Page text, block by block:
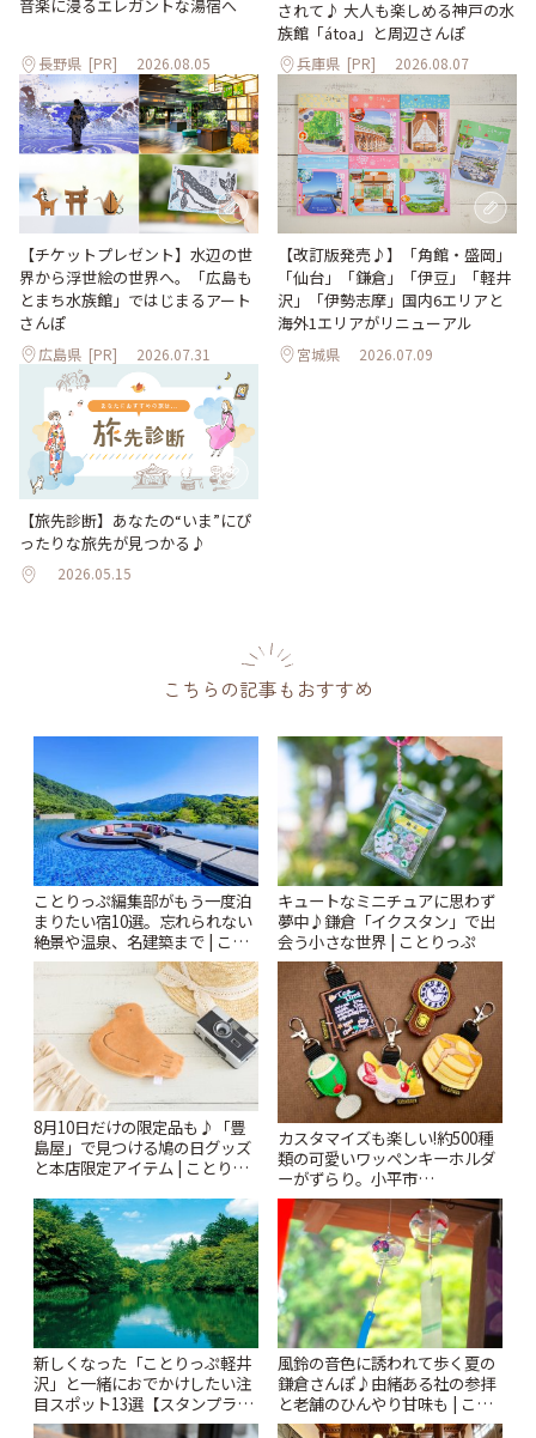
音楽に浸るエレガントな湯宿へ
長野県 [PR] 2026.08.05
されて♪ 大人も楽しめる神戸の水
族館「átoa」と周辺さんぽ
兵庫県 [PR] 2026.08.07
【チケットプレゼント】水辺の世
界から浮世絵の世界へ。「広島も
とまち水族館」ではじまるアート
さんぽ
広島県 [PR] 2026.07.31
【改訂版発売♪】「角館・盛岡」
「仙台」「鎌倉」「伊豆」「軽井
沢」「伊勢志摩」国内6エリアと
海外1エリアがリニューアル
宮城県 2026.07.09
【旅先診断】あなたの“いま”にぴ
ったりな旅先が見つかる♪
2026.05.15
こちらの記事もおすすめ
ことりっぷ編集部がもう一度泊
まりたい宿10選。忘れられない
絶景や温泉、名建築まで | こと
りっぷ
キュートなミニチュアに思わず
夢中♪鎌倉「イクスタン」で出
会う小さな世界 | ことりっぷ
8月10日だけの限定品も♪「豊
島屋」で見つける鳩の日グッズ
と本店限定アイテム | ことりっ
カスタマイズも楽しい!約500種
類の可愛いワッペンキーホルダ
ーがずらり。小平市
「Kimamaya T&K」 | ことりっ
ぷ
新しくなった「ことりっぷ軽井
沢」と一緒におでかけしたい注
目スポット13選【スタンプラリ
ー開催中】 | ことりっぷ
風鈴の音色に誘われて歩く夏の
鎌倉さんぽ♪由緒ある社の参拝
と老舗のひんやり甘味も | こと
りっぷ